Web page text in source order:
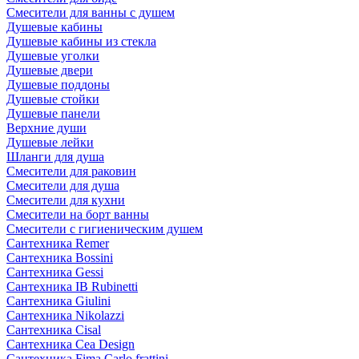
Смесители для ванны с душем
Душевые кабины
Душевые кабины из стекла
Душевые уголки
Душевые двери
Душевые поддоны
Душевые стойки
Душевые панели
Верхние души
Душевые лейки
Шланги для душа
Смесители для раковин
Смесители для душа
Смесители для кухни
Смесители на борт ванны
Смесители с гигиеническим душем
Сантехника Remer
Сантехника Bossini
Сантехника Gessi
Сантехника IB Rubinetti
Сантехника Giulini
Сантехника Nikolazzi
Сантехника Cisal
Сантехника Cea Design